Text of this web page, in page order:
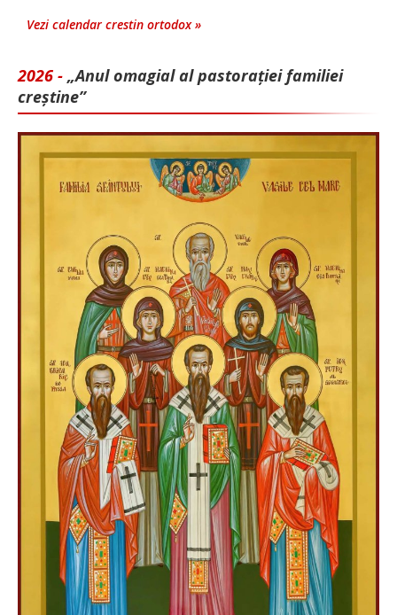
Vezi calendar crestin ortodox »
2026 - „Anul omagial al pastorației familiei
creștine”